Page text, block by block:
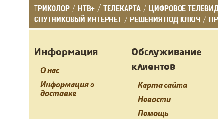
ТРИКОЛОР / НТВ+ / ТЕЛЕКАРТА / ЦИФРОВОЕ
СПУТНИКОВЫЙ ИНТЕРНЕТ / РЕШЕНИЯ ПОД КЛЮЧ /
Информация
О нас
Информация о
доставке
Обслуживание
клиентов
Карта сайта
Новости
Помощь